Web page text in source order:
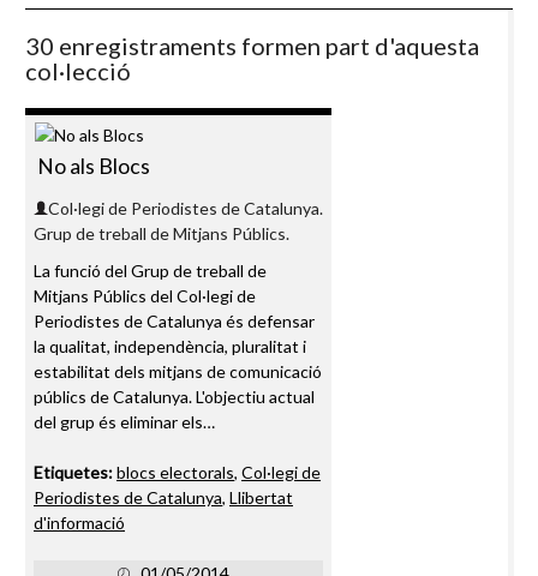
30 enregistraments formen part d'aquesta
col·lecció
No als Blocs
Col·legi de Periodistes de Catalunya.
Grup de treball de Mitjans Públics.
La funció del Grup de treball de
Mitjans Públics del Col·legi de
Periodistes de Catalunya és defensar
la qualitat, independència, pluralitat i
estabilitat dels mitjans de comunicació
públics de Catalunya. L'objectiu actual
del grup és eliminar els…
Etiquetes:blocs electorals, Col·legi de
Periodistes de Catalunya, Llibertat
d'informació